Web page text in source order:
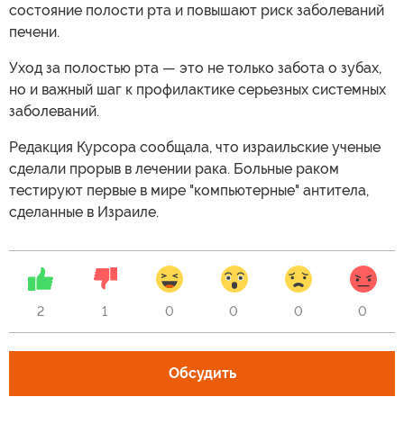
состояние полости рта и повышают риск заболеваний
печени.
Уход за полостью рта — это не только забота о зубах,
но и важный шаг к профилактике серьезных системных
заболеваний.
Редакция Курсора сообщала, что израильские ученые
сделали прорыв в лечении рака. Больные раком
тестируют первые в мире "компьютерные" антитела,
сделанные в Израиле.
2 1 0 0 0 0
Обсудить